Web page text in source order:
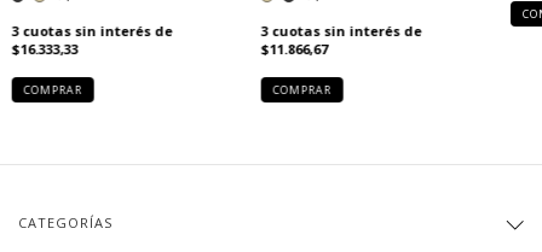
3 cuotas sin interés de
$16.333,33
COMPRAR
3 cuotas sin interés de
$11.866,67
COMPRAR
CATEGORÍAS